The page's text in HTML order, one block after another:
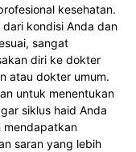
kesehatan.
kondisi Anda dan
sangat
diri ke dokter
atau dokter umum.
untuk menentukan
siklus haid Anda
mendapatkan
saran yang lebih